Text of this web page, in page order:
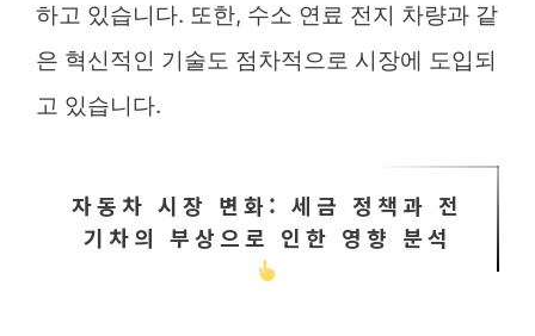
하고 있습니다. 또한, 수소 연료 전지 차량과 같
은 혁신적인 기술도 점차적으로 시장에 도입되
고 있습니다.
자동차 시장 변화: 세금 정책과 전
기차의 부상으로 인한 영향 분석